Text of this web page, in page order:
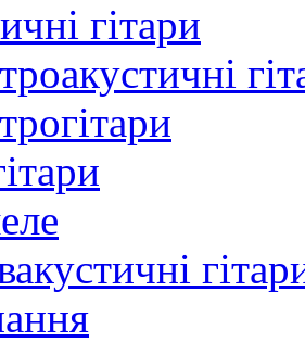
гітари